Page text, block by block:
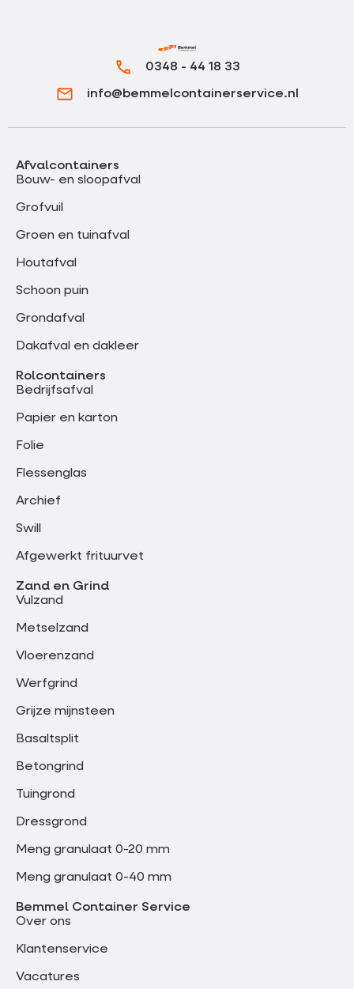
0348 - 44 18 33
info@bemmelcontainerservice.nl
Afvalcontainers
Bouw- en sloopafval
Grofvuil
Groen en tuinafval
Houtafval
Schoon puin
Grondafval
Dakafval en dakleer
Rolcontainers
Bedrijfsafval
Papier en karton
Folie
Flessenglas
Archief
Swill
Afgewerkt frituurvet
Zand en Grind
Vulzand
Metselzand
Vloerenzand
Werfgrind
Grijze mijnsteen
Basaltsplit
Betongrind
Tuingrond
Dressgrond
Meng granulaat 0-20 mm
Meng granulaat 0-40 mm
Bemmel Container Service
Over ons
Klantenservice
Vacatures